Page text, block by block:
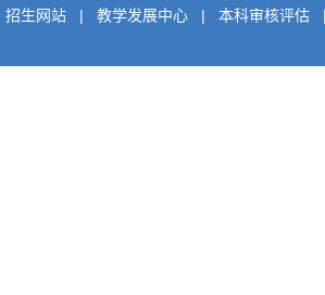
招生网站 | 教学发展中心 | 本科审核评估